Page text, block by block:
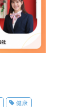
健康